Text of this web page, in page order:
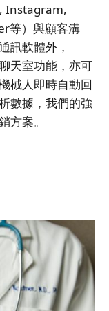
Instagram,
等）與顧客溝
訊軟體外，
天室功能，亦可
械人即時自動回
數據，我們的強
方案。